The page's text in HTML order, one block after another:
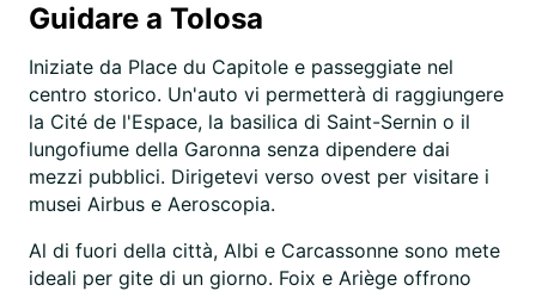
Guidare a Tolosa
Iniziate da Place du Capitole e passeggiate nel
centro storico. Un'auto vi permetterà di raggiungere
la Cité de l'Espace, la basilica di Saint-Sernin o il
lungofiume della Garonna senza dipendere dai
mezzi pubblici. Dirigetevi verso ovest per visitare i
musei Airbus e Aeroscopia.
Al di fuori della città, Albi e Carcassonne sono mete
ideali per gite di un giorno. Foix e Ariège offrono